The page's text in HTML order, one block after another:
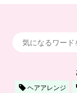
ヘアアレンジ